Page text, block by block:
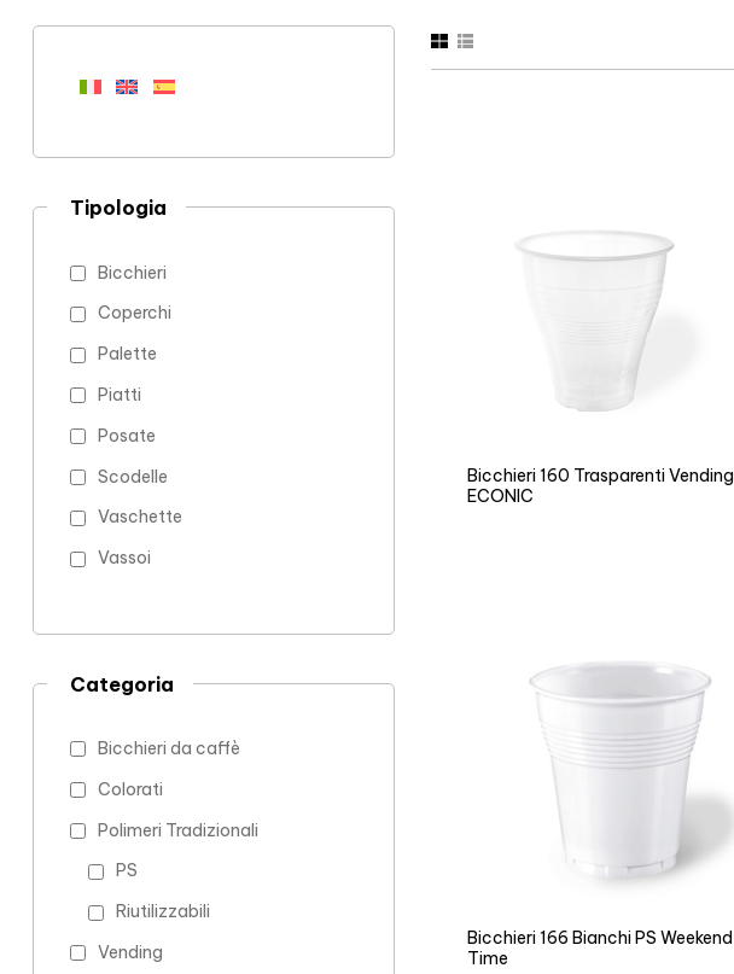
Bicchieri 160 Trasparenti Vending
ECONIC
Bicchieri 166 Bianchi PS Weekend
Time
Tipologia
Bicchieri
Coperchi
Palette
Piatti
Posate
Scodelle
Vaschette
Vassoi
Categoria
Bicchieri da caffè
Colorati
Polimeri Tradizionali
PS
Riutilizzabili
Vending